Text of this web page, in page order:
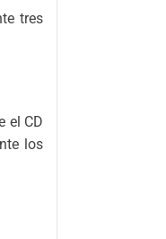
tres
el CD
los